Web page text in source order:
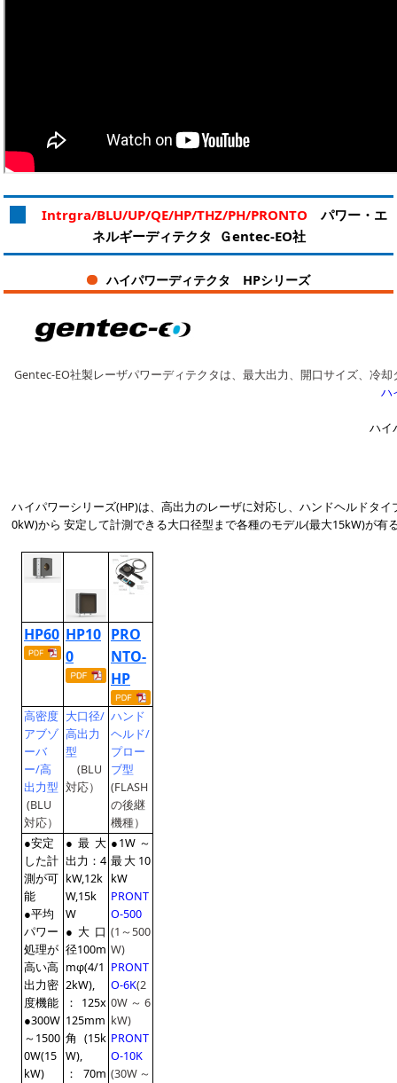
Intrgra/BLU/UP/QE/HP/THZ/PH/PRONTO パワー・エ
ネルギーディテクタ Ｇentec-EO社
ハイパワーディテクタ HPシリーズ
Gentec-EO社製レーザパワーディテクタは、最大出力、開口サイズ、
ハ
ハイ
ハイパワーシリーズ(HP)は、高出力のレーザに対応し、ハンドヘルドタ
0kW)から 安定して計測できる大口径型まで各種のモデル(最大15kW)が有
HP60 HP10
0
PRO
NTO-
HP
高密度
アブゾ
ーバ
ー/高
出力型
(BLU
対応）
大口径/
高出力
型
(BLU
対応）
ハンド
ヘルド/
プロー
ブ型
(FLASH
の後継
機種）
●安定
した計
測が可
能
●平均
パワー
処理が
高い高
出力密
度機能
●300W
～1500
0W(15
kW)
●最大
出力： 4
kW,12k
W,15k
W
●大口
径100m
mφ(4/1
2kW),
：125x
125mm
角(15k
W),
：70m
●1W ～
最大10
kW
PRONT
O-500
(1～500
W)
PRONT
O-6K(2
0W～6
kW)
PRONT
O-10K
(30W～